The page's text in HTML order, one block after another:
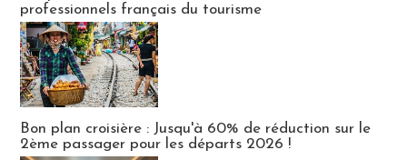
professionnels français du tourisme
Bon plan croisière : Jusqu'à 60% de réduction sur le
2ème passager pour les départs 2026 !